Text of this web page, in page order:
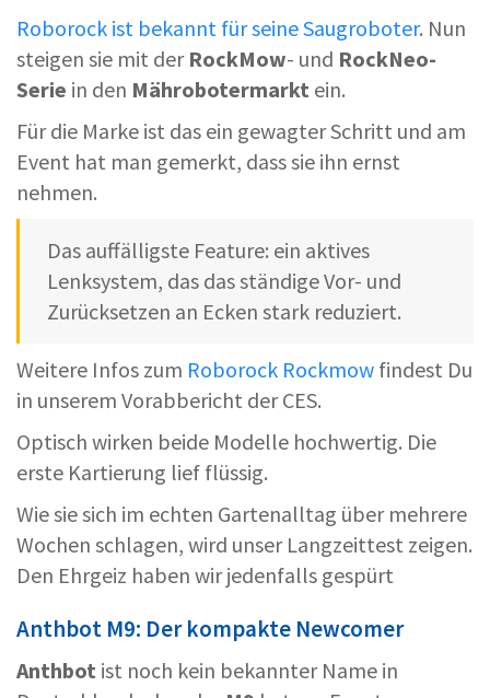
Roborock ist bekannt für seine Saugroboter. Nun
steigen sie mit der RockMow- und RockNeo-
Serie in den Mährobotermarkt ein.
Für die Marke ist das ein gewagter Schritt und am
Event hat man gemerkt, dass sie ihn ernst
nehmen.
Das auffälligste Feature: ein aktives
Lenksystem, das das ständige Vor- und
Zurücksetzen an Ecken stark reduziert.
Weitere Infos zum Roborock Rockmow findest Du
in unserem Vorabbericht der CES.
Optisch wirken beide Modelle hochwertig. Die
erste Kartierung lief flüssig.
Wie sie sich im echten Gartenalltag über mehrere
Wochen schlagen, wird unser Langzeittest zeigen.
Den Ehrgeiz haben wir jedenfalls gespürt
Anthbot M9: Der kompakte Newcomer
Anthbot ist noch kein bekannter Name in